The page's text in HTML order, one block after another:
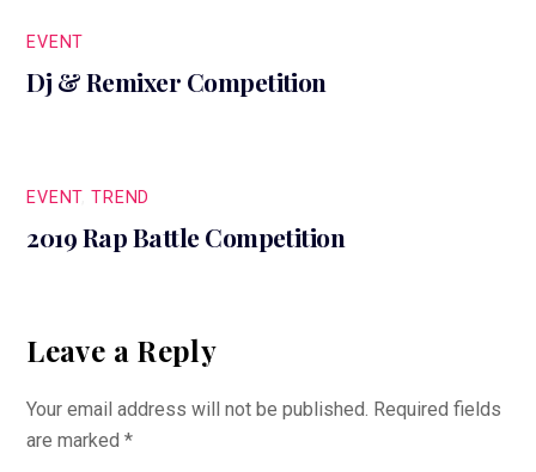
EVENT
Dj & Remixer Competition
EVENT,TREND
2019 Rap Battle Competition
Leave a Reply
Your email address will not be published. Required fields
are marked*